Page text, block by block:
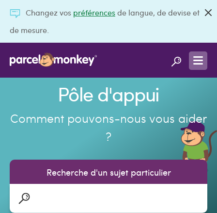
Changez vos préférencesde langue, de devise et
de mesure.
Pôle d'appui
Comment pouvons-nous vous aider
?
Recherche d'un sujet particulier